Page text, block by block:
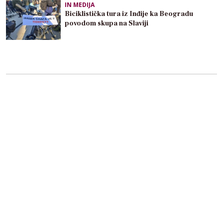
IN MEDIJA
Biciklistička tura iz Inđije ka Beogradu
povodom skupa na Slaviji